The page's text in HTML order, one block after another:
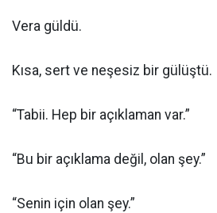
Vera güldü.
Kısa, sert ve neşesiz bir gülüştü.
“Tabii. Hep bir açıklaman var.”
“Bu bir açıklama değil, olan şey.”
“Senin için olan şey.”